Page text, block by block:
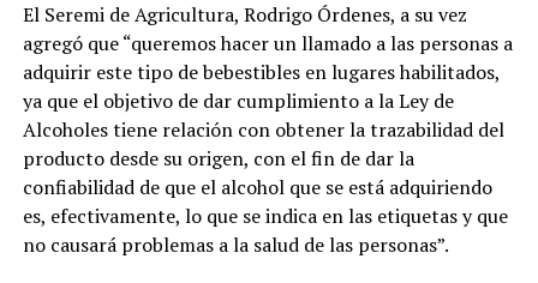
El Seremi de Agricultura, Rodrigo Órdenes, a su vez
agregó que “queremos hacer un llamado a las personas a
adquirir este tipo de bebestibles en lugares habilitados,
ya que el objetivo de dar cumplimiento a la Ley de
Alcoholes tiene relación con obtener la trazabilidad del
producto desde su origen, con el fin de dar la
confiabilidad de que el alcohol que se está adquiriendo
es, efectivamente, lo que se indica en las etiquetas y que
no causará problemas a la salud de las personas”.